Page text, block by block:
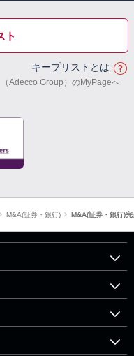
ト
キープリストとは
Adecco Group）のMyPageへ
M&A(証券・銀行) M&A(証券・銀行)